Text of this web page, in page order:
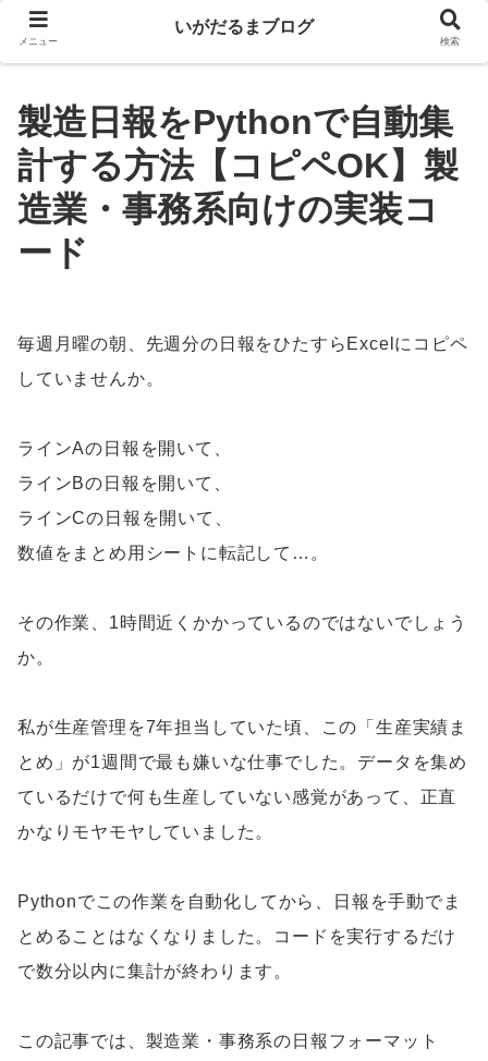
製造日報をPythonで自動集
計する方法【コピペOK】製
造業・事務系向けの実装コ
ード
毎週月曜の朝、先週分の日報をひたすらExcelにコピペ
していませんか。
ラインAの日報を開いて、
ラインBの日報を開いて、
ラインCの日報を開いて、
数値をまとめ用シートに転記して…。
その作業、1時間近くかかっているのではないでしょう
か。
私が生産管理を7年担当していた頃、この「生産実績ま
とめ」が1週間で最も嫌いな仕事でした。データを集め
ているだけで何も生産していない感覚があって、正直
かなりモヤモヤしていました。
Pythonでこの作業を自動化してから、日報を手動でま
とめることはなくなりました。コードを実行するだけ
で数分以内に集計が終わります。
この記事では、製造業・事務系の日報フォーマット
メニュー
いがだるまブログ
検索